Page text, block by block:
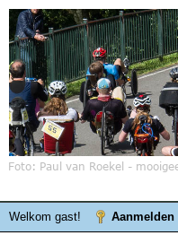
Welkom gast! Aanmelden